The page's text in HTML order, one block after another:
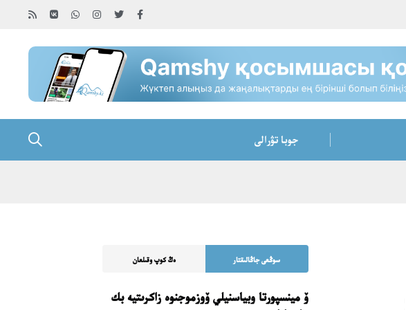
جوبا تۋرالى
سوڭعى جاڭالىقتار ەڭ كوپ وقىلعان
ۆ مينسپورتا وبياسنيلي ۆوزموجنوە زاكرىتيە بك